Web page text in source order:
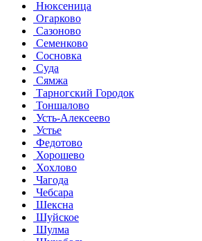
Нюксеница
Огарково
Сазоново
Семенково
Сосновка
Суда
Сямжа
Тарногский Городок
Тоншалово
Усть-Алексеево
Устье
Федотово
Хорошево
Хохлово
Чагода
Чебсара
Шексна
Шуйское
Шулма